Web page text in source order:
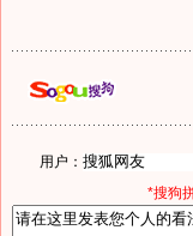
用户：
*搜狗